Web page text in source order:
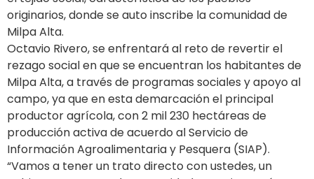
originarios, donde se auto inscribe la comunidad de
Milpa Alta.
Octavio Rivero, se enfrentará al reto de revertir el
rezago social en que se encuentran los habitantes de
Milpa Alta, a través de programas sociales y apoyo al
campo, ya que en esta demarcación el principal
productor agrícola, con 2 mil 230 hectáreas de
producción activa de acuerdo al Servicio de
Información Agroalimentaria y Pesquera (SIAP).
“Vamos a tener un trato directo con ustedes, un